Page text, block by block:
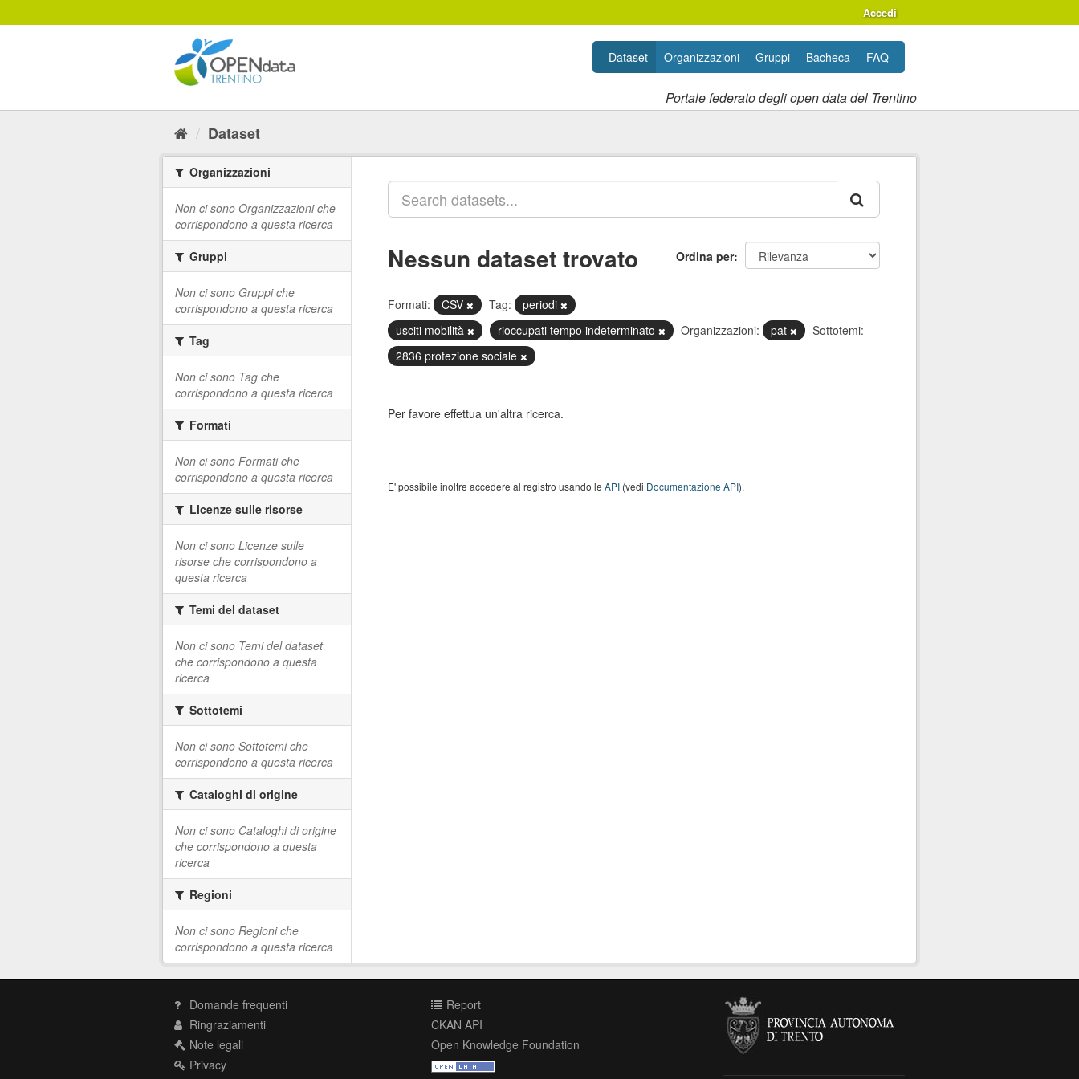
al
Accedi
Portale federato degli open data del Trentino
Dataset Organizzazioni Gruppi Bacheca FAQ
Dataset
Organizzazioni
Non ci sono Organizzazioni che
corrispondono a questa ricerca
Gruppi
Non ci sono Gruppi che
corrispondono a questa ricerca
Tag
Non ci sono Tag che
corrispondono a questa ricerca
Formati
Non ci sono Formati che
corrispondono a questa ricerca
Licenze sulle risorse
Non ci sono Licenze sulle
risorse che corrispondono a
questa ricerca
Temi del dataset
Non ci sono Temi del dataset
che corrispondono a questa
ricerca
Sottotemi
Non ci sono Sottotemi che
corrispondono a questa ricerca
Cataloghi di origine
Non ci sono Cataloghi di origine
che corrispondono a questa
ricerca
Regioni
Non ci sono Regioni che
corrispondono a questa ricerca
Ordina per
Nessun dataset trovato
Formati: CSV Tag:
periodi
usciti mobilità
rioccupati tempo indeterminato Organizzazioni: pat
Sottotemi:
2836 protezione sociale
Per favore effettua un'altra ricerca.
E' possibile inoltre accedere al registro usando le API(vedi Documentazione API).
Domande frequenti
Ringraziamenti
Note legali
Privacy
Report
CKAN API
Open Knowledge Foundation